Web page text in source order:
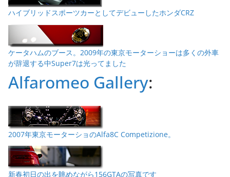
ハイブリッドスポーツカーとしてデビューしたホンダCRZ
ケータハムのブース。2009年の東京モーターショーは多くの外車
が辞退する中Super7は光ってました
Alfaromeo Gallery:
2007年東京モーターショのAlfa8C Competizione。
新春初日の出を眺めながら156GTAの写真です